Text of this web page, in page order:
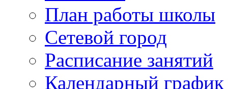
План работы школы
Сетевой город
Расписание занятий
Календарный график